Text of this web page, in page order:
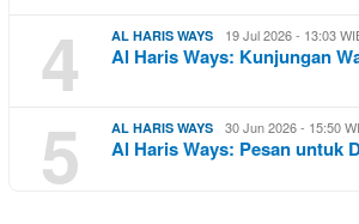
4 AL HARIS WAYS 19 Jul 2026 - 13:03
Al Haris Ways: Kunjungan
5 AL HARIS WAYS 30 Jun 2026 - 15:50
Al Haris Ways: Pesan untuk